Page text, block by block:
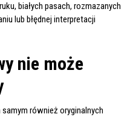
białych pasach, rozmazanych
lub błędnej interpretacji
nie może
również oryginalnych